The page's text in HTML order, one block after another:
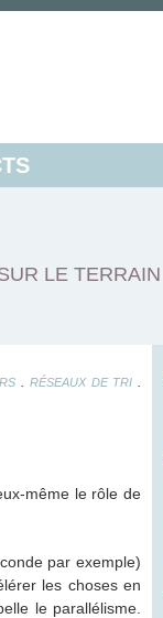
LE TERRAIN
RÉSEAUX DE TRI
même le rôle de
par exemple)
les choses en
le parallélisme.